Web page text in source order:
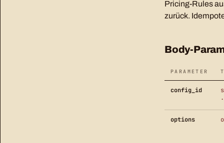
Pricing-Rules
zurück.
Body-
PARAMETER
config_id
options